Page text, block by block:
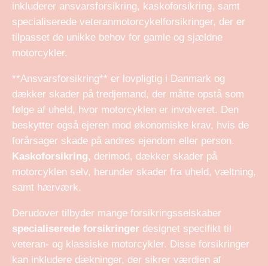
inkluderer ansvarsforsikring, kaskoforsikring, samt
specialiserede veteranmotorcykelforsikringer, der er
tilpasset de unikke behov for gamle og sjældne
motorcykler.
**Ansvarsforsikring** er lovpligtig i Danmark og
dækker skader på tredjemand, der måtte opstå som
følge af uheld, hvor motorcyklen er involveret. Den
beskytter også ejeren mod økonomiske krav, hvis de
forårsager skade på andres ejendom eller person.
Kaskoforsikring, derimod, dækker skader på
motorcyklen selv, herunder skader fra uheld, væltning,
samt hærværk.
Derudover tilbyder mange forsikringsselskaber
specialiserede forsikringer designet specifikt til
veteran- og klassiske motorcykler. Disse forsikringer
kan inkludere dækninger, der sikrer værdien af